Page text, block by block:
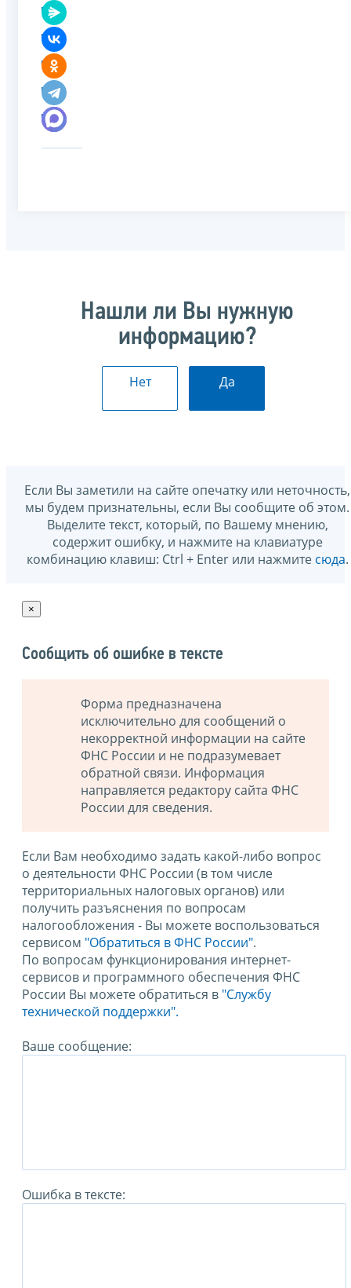
Нашли ли Вы нужную
информацию?
Нет Да
Если Вы заметили на сайте опечатку или неточность,
мы будем признательны, если Вы сообщите об этом.
Выделите текст, который, по Вашему мнению,
содержит ошибку, и нажмите на клавиатуре
комбинацию клавиш: Ctrl + Enter или нажмите сюда.
×
Сообщить об ошибке в тексте
Форма предназначена
исключительно для сообщений о
некорректной информации на сайте
ФНС России и не подразумевает
обратной связи. Информация
направляется редактору сайта ФНС
России для сведения.
Если Вам необходимо задать какой-либо вопрос
о деятельности ФНС России (в том числе
территориальных налоговых органов) или
получить разъяснения по вопросам
налогообложения - Вы можете воспользоваться
сервисом "Обратиться в ФНС России".
По вопросам функционирования интернет-
сервисов и программного обеспечения ФНС
России Вы можете обратиться в "Службу
технической поддержки".
Ваше сообщение:
Ошибка в тексте: